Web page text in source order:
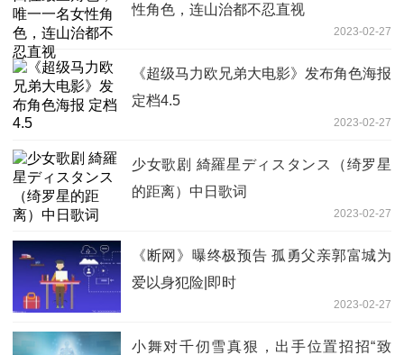
性角色，连山治都不忍直视
2023-02-27
《超级马力欧兄弟大电影》发布角色海报
定档4.5
2023-02-27
少女歌剧 綺羅星ディスタンス（绮罗星
的距离）中日歌词
2023-02-27
《断网》曝终极预告 孤勇父亲郭富城为
爱以身犯险|即时
2023-02-27
小舞对千仞雪真狠，出手位置招招“致